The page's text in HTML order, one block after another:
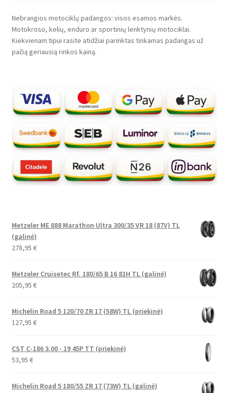
Nebrangios motociklų padangos: visos esamos markės.
Motokroso, kelių, enduro ar sportinių lenktynių motociklai.
Kiekvienam tipui rasite atidžiai parinktas tinkamas padangas už
pačią geriausią rinkos kainą.
Metzeler ME 888 Marathon Ultra 300/35 VR 18 (87V) TL
(galinė)
278,95 €
Metzeler Cruisetec Rf. 180/65 B 16 81H TL (galinė)
205,95 €
Michelin Road 5 120/70 ZR 17 (58W) TL (priekinė)
127,95 €
CST C-186 3.00 - 19 45P TT (priekinė)
53,95 €
Michelin Road 5 180/55 ZR 17 (73W) TL (galinė)